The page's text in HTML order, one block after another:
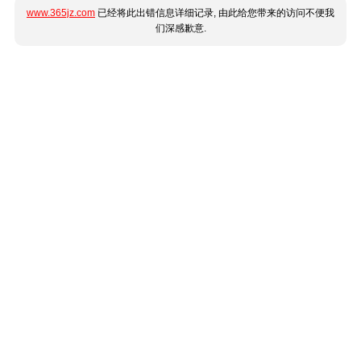
www.365jz.com 已经将此出错信息详细记录, 由此给您带来的访问不便我
们深感歉意.